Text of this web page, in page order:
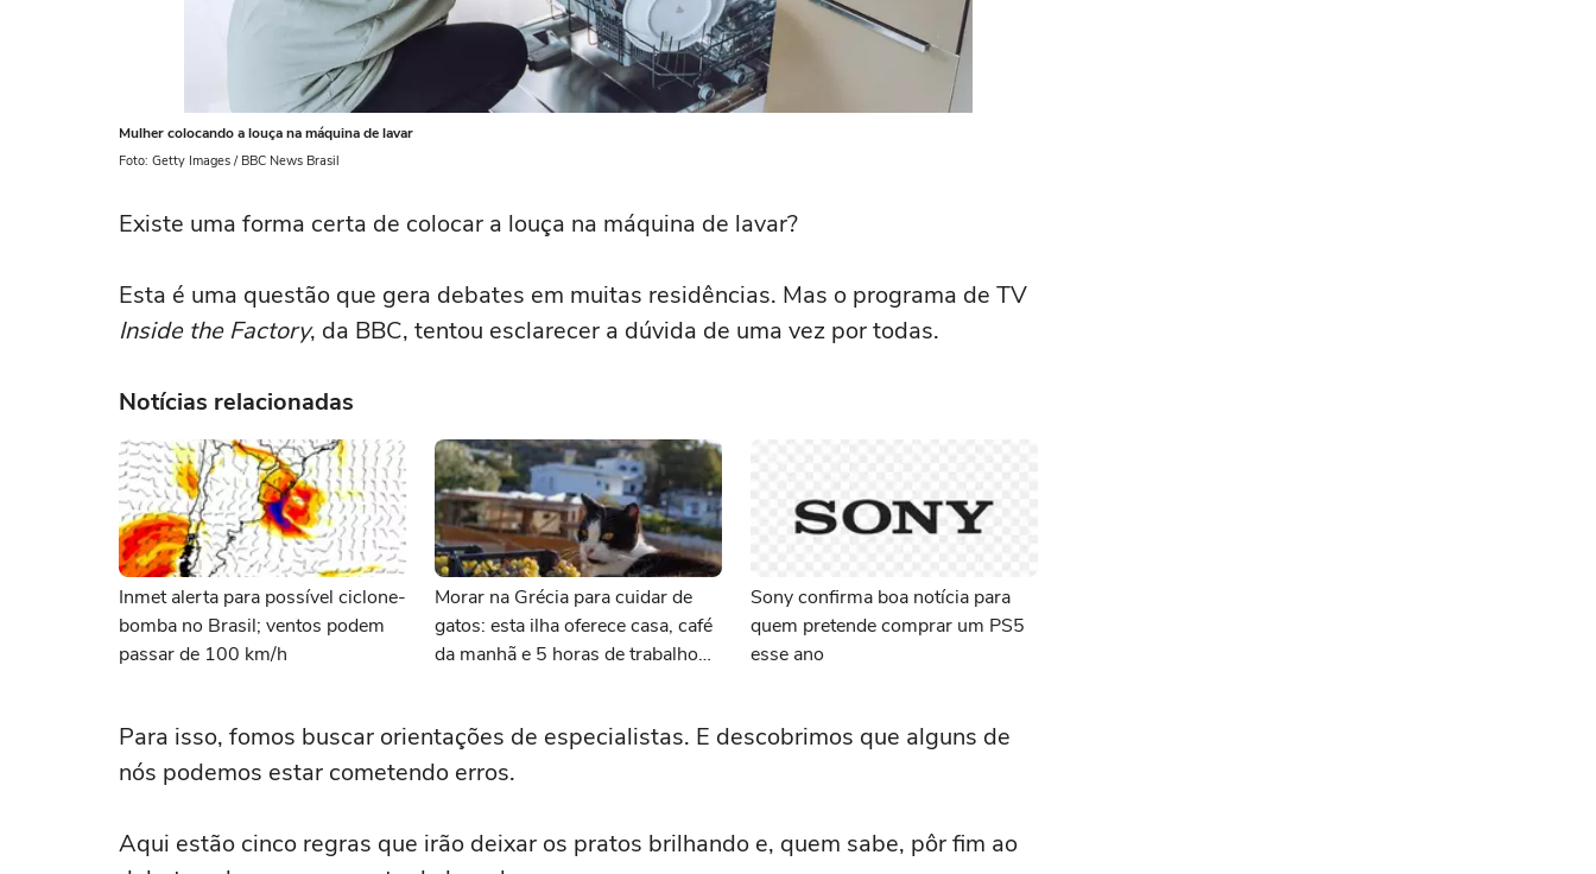
Mulher colocando a louça na máquina de lavar
Foto: Getty Images / BBC News Brasil
Existe uma forma certa de colocar a louça na máquina de lavar?
Esta é uma questão que gera debates em muitas residências. Mas o programa de TV
Inside the Factory, da BBC, tentou esclarecer a dúvida de uma vez por todas.
Notícias relacionadas
Inmet alerta para possível ciclone-
bomba no Brasil; ventos podem
passar de 100 km/h
Morar na Grécia para cuidar de
gatos: esta ilha oferece casa, café
da manhã e 5 horas de trabalho
Sony confirma boa notícia para
quem pretende comprar um PS5
esse ano
Para isso, fomos buscar orientações de especialistas. E descobrimos que alguns de
nós podemos estar cometendo erros.
Aqui estão cinco regras que irão deixar os pratos brilhando e, quem sabe, pôr fim ao